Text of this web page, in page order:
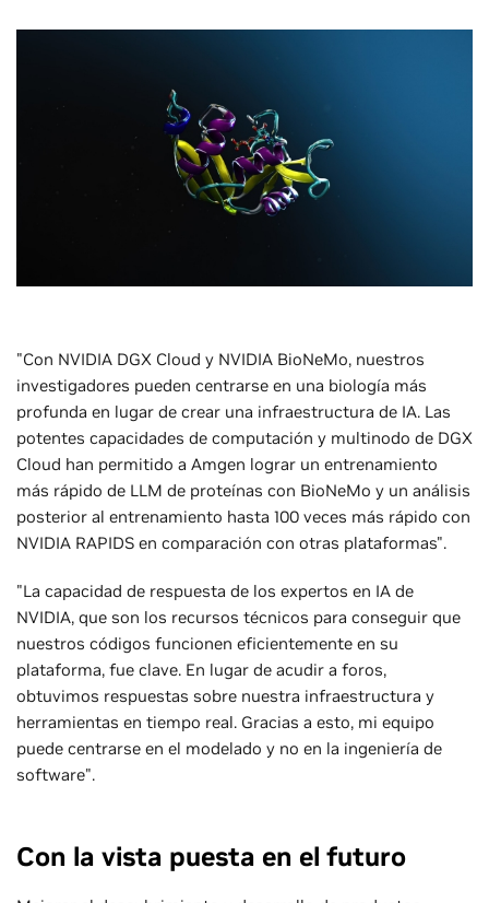
"Con NVIDIA DGX Cloud y NVIDIA BioNeMo, nuestros
investigadores pueden centrarse en una biología más
profunda en lugar de crear una infraestructura de IA. Las
potentes capacidades de computación y multinodo de DGX
Cloud han permitido a Amgen lograr un entrenamiento
más rápido de LLM de proteínas con BioNeMo y un análisis
posterior al entrenamiento hasta 100 veces más rápido con
NVIDIA RAPIDS en comparación con otras plataformas".
"La capacidad de respuesta de los expertos en IA de
NVIDIA, que son los recursos técnicos para conseguir que
nuestros códigos funcionen eficientemente en su
plataforma, fue clave. En lugar de acudir a foros,
obtuvimos respuestas sobre nuestra infraestructura y
herramientas en tiempo real. Gracias a esto, mi equipo
puede centrarse en el modelado y no en la ingeniería de
software".
Con la vista puesta en el futuro